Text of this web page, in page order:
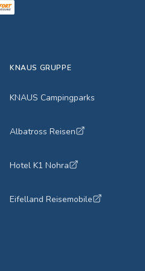
KNAUS GRUPPE
KNAUS Campingparks
Albatross Reisen
Hotel K1 Nohra
Eifelland Reisemobile